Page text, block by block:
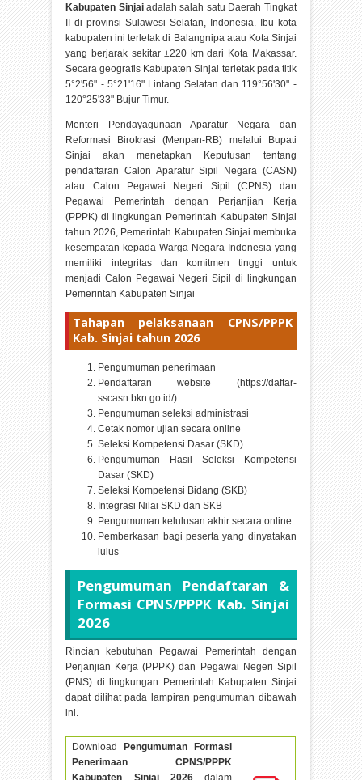
Kabupaten Sinjaiadalah salah satu Daerah Tingkat
II di provinsi Sulawesi Selatan, Indonesia. Ibu kota
kabupaten ini terletak di Balangnipa atau Kota Sinjai
yang berjarak sekitar ±220 km dari Kota Makassar.
Secara geografis Kabupaten Sinjai terletak pada titik
5°2'56" - 5°21'16" Lintang Selatan dan 119°56'30" -
120°25'33" Bujur Timur.
Menteri Pendayagunaan Aparatur Negara dan
Reformasi Birokrasi (Menpan-RB) melalui Bupati
Sinjai akan menetapkan Keputusan tentang
pendaftaran Calon Aparatur Sipil Negara (CASN)
atau Calon Pegawai Negeri Sipil (CPNS) dan
Pegawai Pemerintah dengan Perjanjian Kerja
(PPPK) di lingkungan Pemerintah Kabupaten Sinjai
tahun2026, Pemerintah Kabupaten Sinjai membuka
kesempatan kepada Warga Negara Indonesia yang
memiliki integritas dan komitmen tinggi untuk
menjadi Calon Pegawai Negeri Sipil di lingkungan
Pemerintah Kabupaten Sinjai
Tahapan pelaksanaan CPNS/PPPK
Kab. Sinjai tahun 2026
Pengumuman penerimaan
Pendaftaran website (https://daftar-
sscasn.bkn.go.id/)
Pengumuman seleksi administrasi
Cetak nomor ujian secara online
Seleksi Kompetensi Dasar (SKD)
Pengumuman Hasil Seleksi Kompetensi
Dasar (SKD)
Seleksi Kompetensi Bidang (SKB)
Integrasi Nilai SKD dan SKB
Pengumuman kelulusan akhir secara online
Pemberkasan bagi peserta yang dinyatakan
lulus
Pengumuman Pendaftaran &
Formasi CPNS/PPPK Kab. Sinjai
2026
Rincian kebutuhan Pegawai Pemerintah dengan
Perjanjian Kerja (PPPK) dan Pegawai Negeri Sipil
(PNS) di lingkungan Pemerintah Kabupaten Sinjai
dapat dilihat pada lampiran pengumuman dibawah
ini.
Download
Pengumuman Formasi
Penerimaan CPNS/PPPK